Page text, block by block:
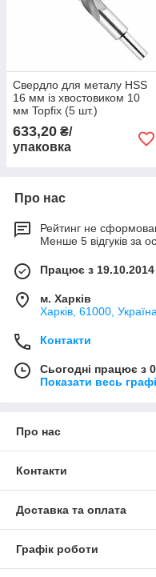
Свердло для металу HSS
16 мм із хвостовиком 10
мм Topfix (5 шт.)
633,20 ₴/
упаковка
Про нас
Рейтинг не
Менше 5 відгуків за
Працює з 19.10.2014
м. Харків
Харків, 61000,
Контакти
Сьогодні працює з
Показати весь
Про нас
Контакти
Доставка та оплата
Графік роботи